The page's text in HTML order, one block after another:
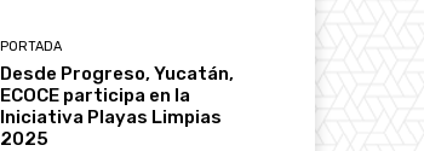
PORTADA
Desde Progreso, Yucatán,
ECOCE participa en la
Iniciativa Playas Limpias
2025